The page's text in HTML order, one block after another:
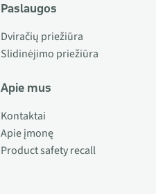
Paslaugos
Dviračių priežiūra
Slidinėjimo priežiūra
Apie mus
Kontaktai
Apie įmonę
Product safety recall